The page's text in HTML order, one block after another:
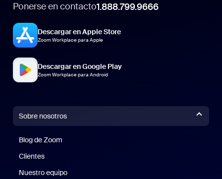
Ponerse en contacto1.888.799.9666
Descargar en Apple Store
Zoom Workplace para Apple
Descargar en Google Play
Zoom Workplace para Android
Sobre nosotros
Blog de Zoom
Clientes
Nuestro equipo